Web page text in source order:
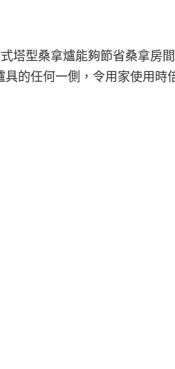
塔型桑拿爐能夠節省桑拿房
具的任何一側，令用家使用時